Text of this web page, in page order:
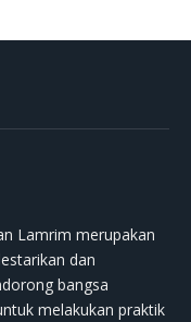
Lamrim merupakan
dan
bangsa
melakukan praktik